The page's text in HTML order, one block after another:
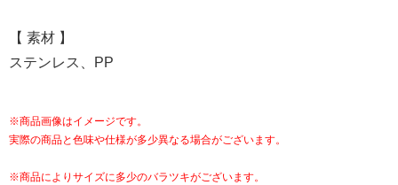
【 素材 】
ステンレス、PP
※商品画像はイメージです。
実際の商品と色味や仕様が多少異なる場合がございます。
※商品によりサイズに多少のバラツキがございます。